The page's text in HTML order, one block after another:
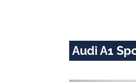
Audi A1